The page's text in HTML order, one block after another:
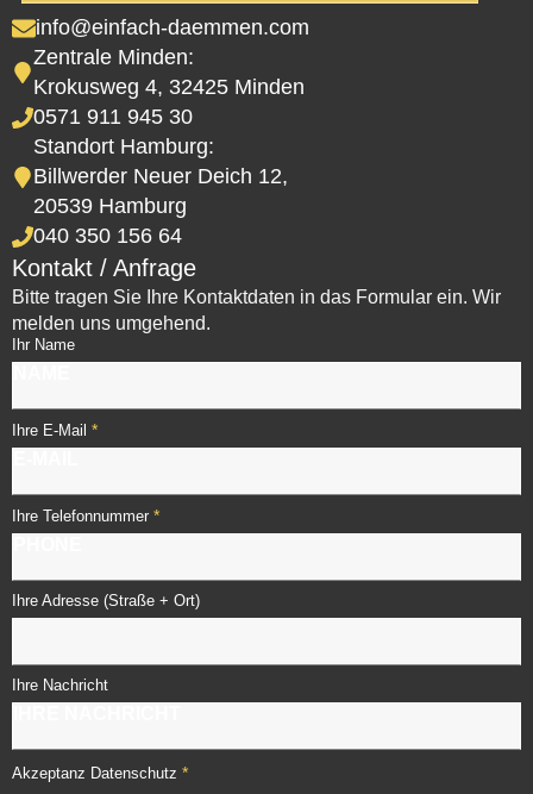
info@einfach-daemmen.com
Zentrale Minden:
Krokusweg 4, 32425 Minden
0571 911 945 30
Standort Hamburg:
Billwerder Neuer Deich 12,
20539 Hamburg
040 350 156 64
Kontakt / Anfrage
Bitte tragen Sie Ihre Kontaktdaten in das Formular ein. Wir
melden uns umgehend.
Ihr Name
Ihre E-Mail *
Ihre Telefonnummer *
Ihre Adresse (Straße + Ort)
Ihre Nachricht
Akzeptanz Datenschutz *